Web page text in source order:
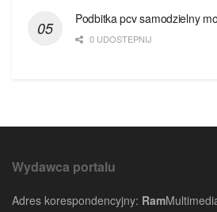
Podbitka pcv samodzielny
0 UDOSTEPNIJ
Wydawca portalu
Adres korespondencyjny: Ram